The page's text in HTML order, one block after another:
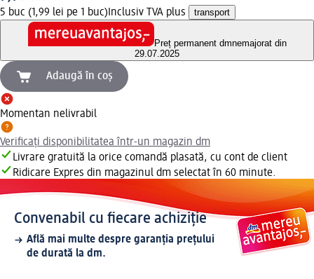
5 buc (1,99 lei pe 1 buc) Inclusiv TVA plus transport
Preț permanent dmnemajorat din
29.07.2025
Adaugă în coș
Momentan nelivrabil
Verificați disponibilitatea într-un magazin dm
Livrare gratuită la orice comandă plasată, cu cont de client
Ridicare Expres din magazinul dm selectat în 60 minute.
Convenabil cu fiecare achiziție
Află mai multe despre garanția prețului
de durată la dm.